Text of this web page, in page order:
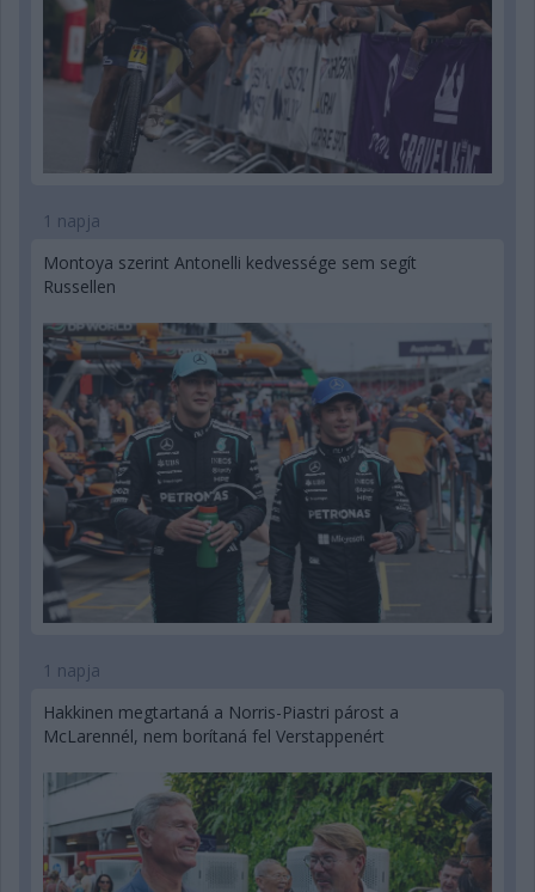
1 napja
Montoya szerint Antonelli kedvessége sem segít
Russellen
1 napja
Hakkinen megtartaná a Norris-Piastri párost a
McLarennél, nem borítaná fel Verstappenért